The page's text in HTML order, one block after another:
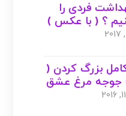
فردی را
؟ ( با عکس )
بزرگ کردن (
جوجه مرغ عشق